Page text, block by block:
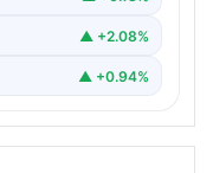
▲ +2.08%
▲ +0.94%